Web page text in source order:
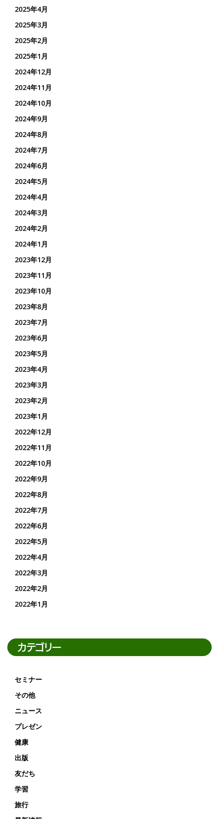
2025年4月
2025年3月
2025年2月
2025年1月
2024年12月
2024年11月
2024年10月
2024年9月
2024年8月
2024年7月
2024年6月
2024年5月
2024年4月
2024年3月
2024年2月
2024年1月
2023年12月
2023年11月
2023年10月
2023年8月
2023年7月
2023年6月
2023年5月
2023年4月
2023年3月
2023年2月
2023年1月
2022年12月
2022年11月
2022年10月
2022年9月
2022年8月
2022年7月
2022年6月
2022年5月
2022年4月
2022年3月
2022年2月
2022年1月
カテゴリー
セミナー
その他
ニュース
プレゼン
健康
出版
友だち
学習
旅行